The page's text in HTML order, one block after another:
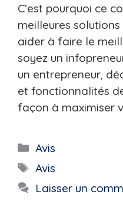
C’est pourquoi ce
meilleures
aider à faire le
soyez un
un entrepreneur,
et fonctionnalités
façon à maximiser
Catégories
Avis
Étiquettes
Avis
Laisser un